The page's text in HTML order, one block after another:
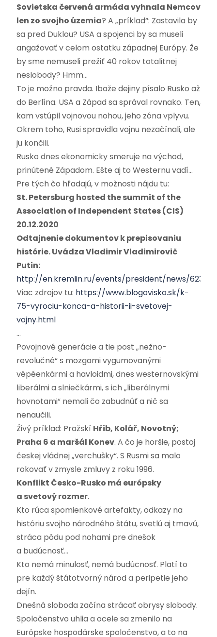
Sovietska červená armáda vyhnala Nemcov
len zo svojho územia? A „príklad“: Zastavila by
sa pred Duklou? USA a spojenci by sa museli
angažovať v celom ostatku západnej Európy. Že
by sme nemuseli prežiť 40 rokov totalitnej
neslobody? Hmm…
To je možno pravda. Ibaže dejiny písalo Rusko až
do Berlína. USA a Západ sa správal rovnako. Ten,
kam vstúpil vojnovou nohou, jeho zóna vplyvu.
Okrem toho, Rusi spravidla vojnu nezačínali, ale
ju končili.
Rusko dnes ekonomicky smeruje na východ,
prinútené Západom. Ešte aj to Westernu vadí…
Pre tých čo hľadajú, v možnosti nájdu tu:
St. Petersburg hosted the summit of the
Association of Independent States (CIS)
20.12.2020
Odtajnenie dokumentov k prepisovaniu
histórie. Uvádza Vladimir Vladimirovič
Putin:
http://en.kremlin.ru/events/president/news/62376
Viac zdrojov tu: https://www.blogovisko.sk/k-
75-vyrociu-konca-a-historii-ii-svetovej-
vojny.html
…
Povojnové generácie a tie post „nežno-
revolučné“ s mozgami vygumovanými
vépéenkármi a havloidmi, dnes westernovskými
liberálmi a slniečkármi, s ich „liberálnymi
hovnotami“ nemali čo zabudnúť a nič sa
nenaučili.
Živý príklad: Pražskí Hřib, Kolář, Novotný;
Praha 6 a maršál Konev. A čo je horšie, postoj
českej vládnej „verchušky“. S Rusmi sa malo
rokovať v zmysle zmluvy z roku 1996.
Konflikt Česko-Rusko má európsky
a svetový rozmer.
Kto rúca spomienkové artefakty, odkazy na
históriu svojho národného štátu, svetlú aj tmavú,
stráca pôdu pod nohami pre dnešok
a budúcnosť…
Kto nemá minulosť, nemá budúcnosť. Platí to
pre každý štátotvorný národ a peripetie jeho
dejín.
Dnešná sloboda začína strácať obrysy slobody.
Spoločenstvo uhlia a ocele sa zmenilo na
Európske hospodárske spoločenstvo, a to na